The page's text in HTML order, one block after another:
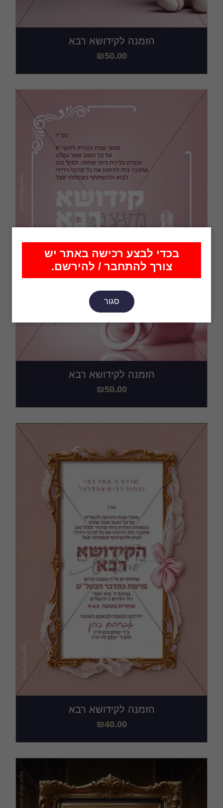
בכדי לבצע רכישה באתר יש
צורך להתחבר / להירשם.
סגור
הזמנה לקידושא רבא
₪50.00
הזמנה לקידושא רבא
₪50.00
הזמנה לקידושא רבא
₪40.00